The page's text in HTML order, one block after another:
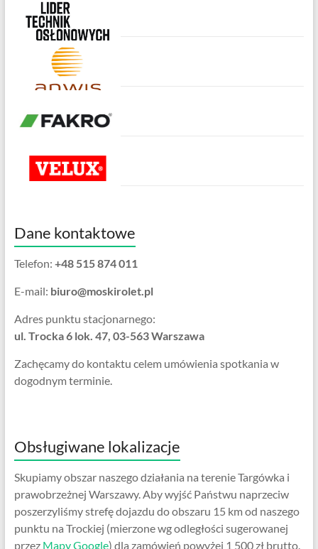
Dane kontaktowe
Telefon: +48 515 874 011
E-mail: biuro@moskirolet.pl
Adres punktu stacjonarnego:
ul. Trocka 6 lok. 47, 03-563 Warszawa
Zachęcamy do kontaktu celem umówienia spotkania w
dogodnym terminie.
Obsługiwane lokalizacje
Skupiamy obszar naszego działania na terenie Targówka i
prawobrzeżnej Warszawy. Aby wyjść Państwu naprzeciw
poszerzyliśmy strefę dojazdu do obszaru 15 km od naszego
punktu na Trockiej (mierzone wg odległości sugerowanej
przez Mapy Google) dla zamówień powyżej 1 500 zł brutto.